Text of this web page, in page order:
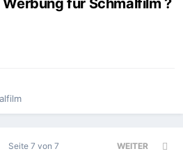
für Schmalfilm ?
WEITER
Seite 7 von 7